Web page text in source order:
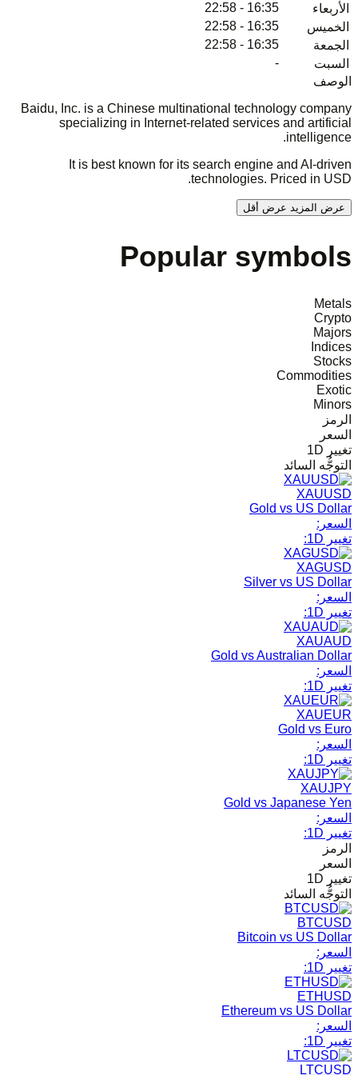
الأربعاء
16:35 - 22:58
الخميس
16:35 - 22:58
الجمعة
16:35 - 22:58
السبت
-
الوصف
Baidu, Inc. is a Chinese multinational technology company
specializing in Internet-related services and artificial
intelligence.
It is best known for its search engine and AI-driven
technologies. Priced in USD.
عرض المزيد عرض أقل
Popular symbols
Metals
Crypto
Majors
Indices
Stocks
Commodities
Exotic
Minors
الرمز
السعر
تغيير 1D
التوجُّه السائد
XAUUSD
Gold vs US Dollar
السعر:
تغيير 1D:
XAGUSD
Silver vs US Dollar
السعر:
تغيير 1D:
XAUAUD
Gold vs Australian Dollar
السعر:
تغيير 1D:
XAUEUR
Gold vs Euro
السعر:
تغيير 1D:
XAUJPY
Gold vs Japanese Yen
السعر:
تغيير 1D:
الرمز
السعر
تغيير 1D
التوجُّه السائد
BTCUSD
Bitcoin vs US Dollar
السعر:
تغيير 1D:
ETHUSD
Ethereum vs US Dollar
السعر:
تغيير 1D:
LTCUSD